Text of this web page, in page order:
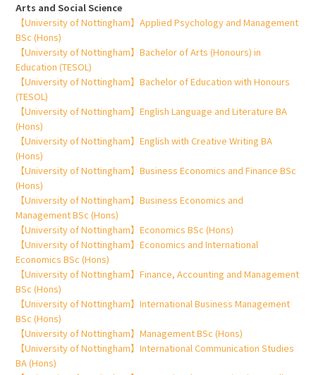
Arts and Social Science
【University of Nottingham】Applied Psychology and Management
BSc (Hons)
【University of Nottingham】Bachelor of Arts (Honours) in
Education (TESOL)
【University of Nottingham】Bachelor of Education with Honours
(TESOL)
【University of Nottingham】English Language and Literature BA
(Hons)
【University of Nottingham】English with Creative Writing BA
(Hons)
【University of Nottingham】Business Economics and Finance BSc
(Hons)
【University of Nottingham】Business Economics and
Management BSc (Hons)
【University of Nottingham】Economics BSc (Hons)
【University of Nottingham】Economics and International
Economics BSc (Hons)
【University of Nottingham】Finance, Accounting and Management
BSc (Hons)
【University of Nottingham】International Business Management
BSc (Hons)
【University of Nottingham】Management BSc (Hons)
【University of Nottingham】International Communication Studies
BA (Hons)